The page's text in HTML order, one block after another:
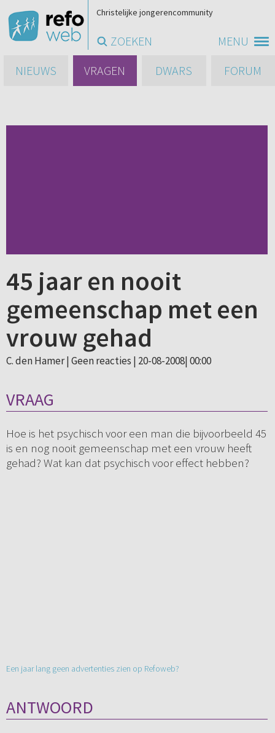
MENU
Christelijke jongerencommunity
ZOEKEN
NIEUWS
VRAGEN DWARS FORUM
45 jaar en nooit
gemeenschap met een
vrouw gehad
C. den Hamer | Geen reacties | 20-08-2008| 00:00
VRAAG
Hoe is het psychisch voor een man die bijvoorbeeld 45
is en nog nooit gemeenschap met een vrouw heeft
gehad? Wat kan dat psychisch voor effect hebben?
Een jaar lang geen advertenties zien op Refoweb?
ANTWOORD